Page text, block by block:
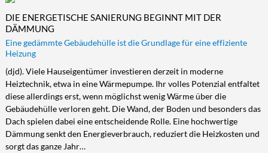
DIE ENERGETISCHE SANIERUNG BEGINNT MIT DER
DÄMMUNG
Eine gedämmte Gebäudehülle ist die Grundlage für eine effiziente
Heizung
(djd). Viele Hauseigentümer investieren derzeit in moderne
Heiztechnik, etwa in eine Wärmepumpe. Ihr volles Potenzial entfaltet
diese allerdings erst, wenn möglichst wenig Wärme über die
Gebäudehülle verloren geht. Die Wand, der Boden und besonders das
Dach spielen dabei eine entscheidende Rolle. Eine hochwertige
Dämmung senkt den Energieverbrauch, reduziert die Heizkosten und
sorgt das ganze Jahr…